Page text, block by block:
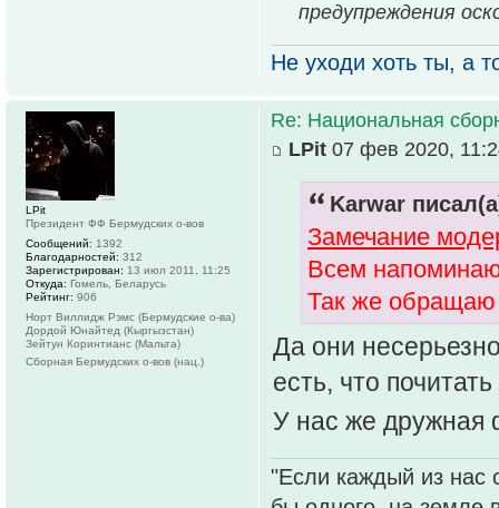
предупреждения
Не уходи хоть ты, а
Re: Национальная
LPit 07 фев 2020,
Karwar
Замечание
Всем
Так же обращаю
Да они
есть, что почитать
У нас же дружная
"Если каждый из нас
LPit
Президент ФФ Бермудских о-вов
Сообщений: 1392
Благодарностей: 312
Зарегистрирован: 13 июл 2011, 11:25
Откуда: Гомель, Беларусь
Рейтинг: 906
Норт Виллидж Рэмс (Бермудские о-ва)
Дордой Юнайтед (Кыргызстан)
Зейтун Коринтианс (Мальта)
Сборная Бермудских о-вов (нац.)